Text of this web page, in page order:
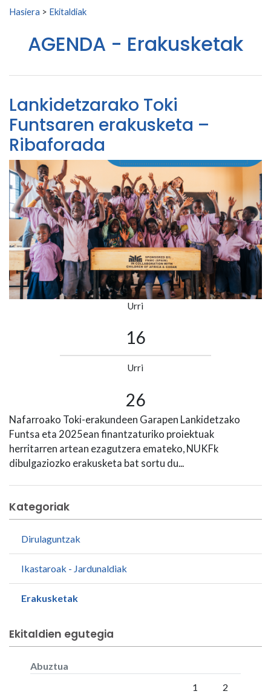
Search for:
Hasiera > Ekitaldiak
AGENDA - Erakusketak
Lankidetzarako Toki
Funtsaren erakusketa –
Ribaforada
Urri
16
Urri
26
Nafarroako Toki-erakundeen Garapen Lankidetzako
Funtsa eta 2025ean finantzaturiko proiektuak
herritarren artean ezagutzera emateko, NUKFk
dibulgaziozko erakusketa bat sortu du...
Kategoriak
Dirulaguntzak
Ikastaroak - Jardunaldiak
Erakusketak
Ekitaldien egutegia
Abuztua
1 2